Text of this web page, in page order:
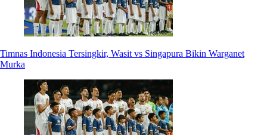
Timnas Indonesia Tersingkir, Wasit vs Singapura Bikin Warganet
Murka